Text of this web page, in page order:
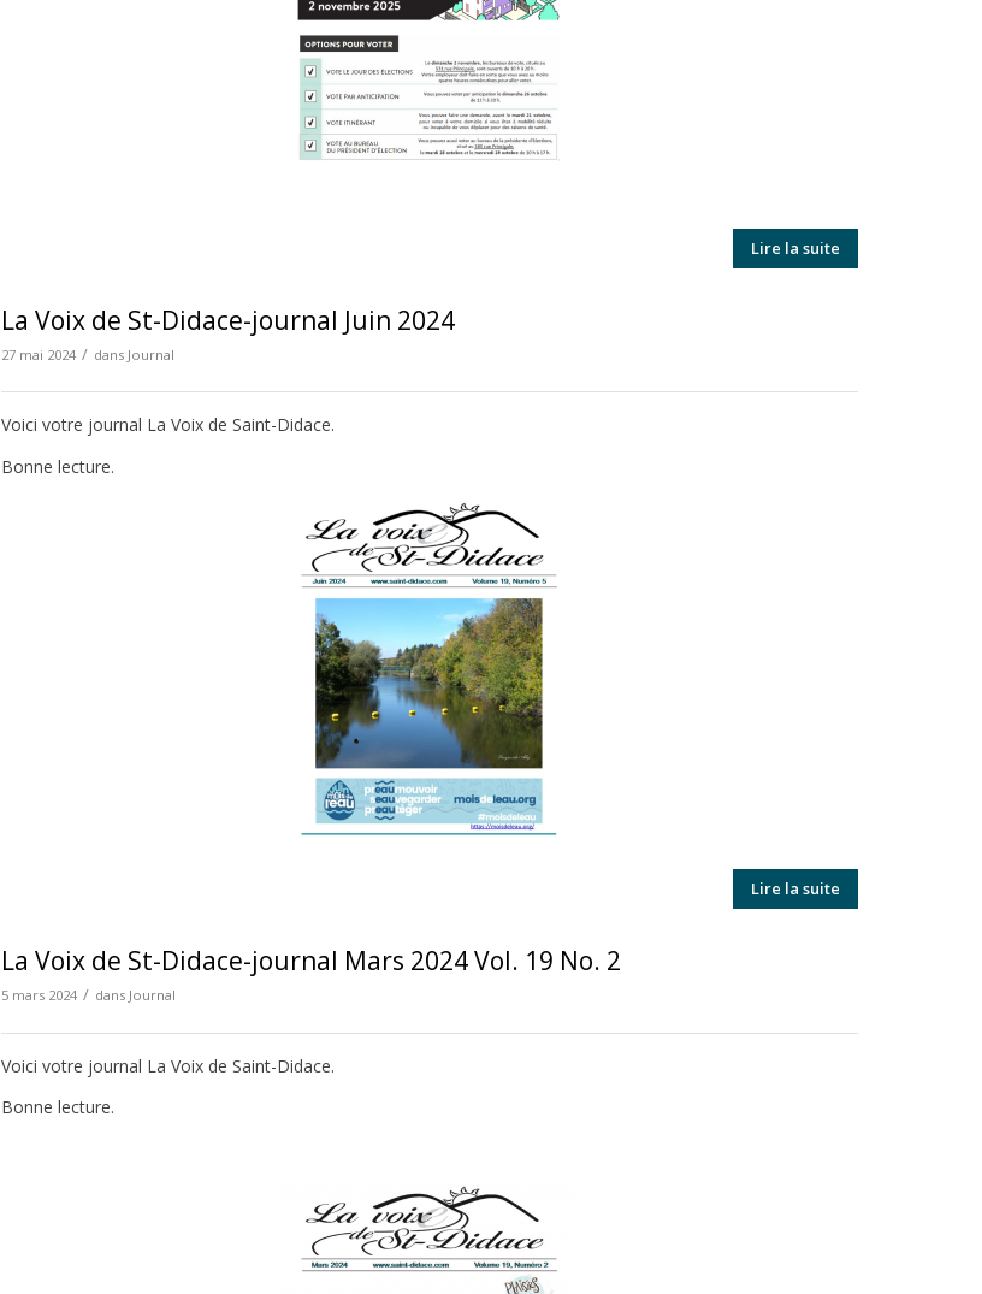
Lire la suite
La Voix de St-Didace-journal Juin 2024
27 mai 2024 / dans Journal
Voici votre journal La Voix de Saint-Didace.
Bonne lecture.
Lire la suite
La Voix de St-Didace-journal Mars 2024 Vol. 19 No. 2
5 mars 2024 / dans Journal
Voici votre journal La Voix de Saint-Didace.
Bonne lecture.